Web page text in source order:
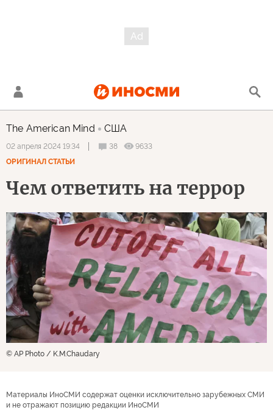
The American Mind США
02 апреля 2024 19:34 38
9633
ОРИГИНАЛ СТАТЬИ
Чем ответить на террор
© AP Photo / K.M.Chaudary
Материалы ИноСМИ содержат оценки исключительно зарубежных СМИ
и не отражают позицию редакции ИноСМИ